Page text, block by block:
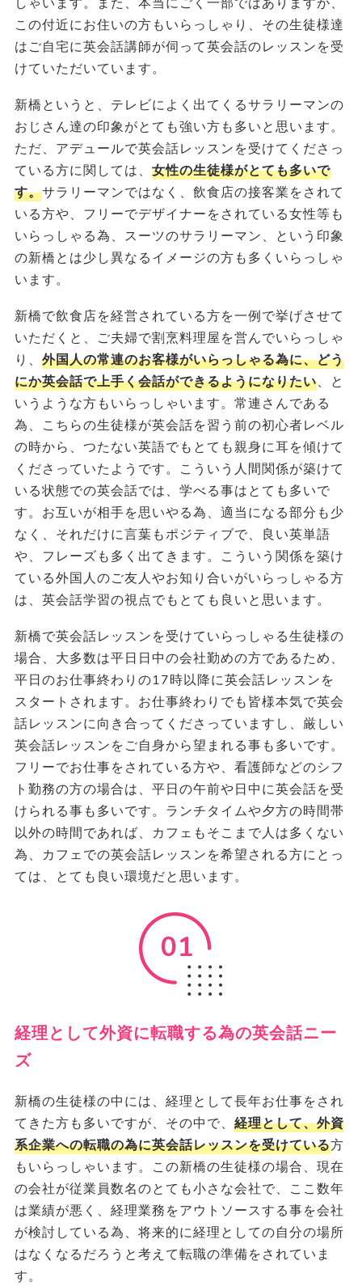
この付近にお住いの方もいらっしゃり、その生徒様達
はご自宅に英会話講師が伺って英会話のレッスンを受
けていただいています。
新橋というと、テレビによく出てくるサラリーマンの
おじさん達の印象がとても強い方も多いと思います。
ただ、アデュールで英会話レッスンを受けてくださっ
ている方に関しては、 女性の生徒様がとても多いで
す。サラリーマンではなく、飲食店の接客業をされて
いる方や、フリーでデザイナーをされている女性等も
いらっしゃる為、スーツのサラリーマン、という印象
の新橋とは少し異なるイメージの方も多くいらっしゃ
います。
新橋で飲食店を経営されている方を一例で挙げさせて
いただくと、ご夫婦で割烹料理屋を営んでいらっしゃ
り、 外国人の常連のお客様がいらっしゃる為に、どう
にか英会話で上手く会話ができるようになりたい、と
いうような方もいらっしゃいます。常連さんである
為、こちらの生徒様が英会話を習う前の初心者レベル
の時から、つたない英語でもとても親身に耳を傾けて
くださっていたようです。こういう人間関係が築けて
いる状態での英会話では、学べる事はとても多いで
す。お互いが相手を思いやる為、適当になる部分も少
なく、それだけに言葉もポジティブで、良い英単語
や、フレーズも多く出てきます。こういう関係を築け
ている外国人のご友人やお知り合いがいらっしゃる方
は、英会話学習の視点でもとても良いと思います。
新橋で英会話レッスンを受けていらっしゃる生徒様の
場合、大多数は平日日中の会社勤めの方であるため、
平日のお仕事終わりの17時以降に英会話レッスンを
スタートされます。お仕事終わりでも皆様本気で英会
話レッスンに向き合ってくださっていますし、厳しい
英会話レッスンをご自身から望まれる事も多いです。
フリーでお仕事をされている方や、看護師などのシフ
ト勤務の方の場合は、平日の午前や日中に英会話を受
けられる事も多いです。ランチタイムや夕方の時間帯
以外の時間であれば、カフェもそこまで人は多くない
為、カフェでの英会話レッスンを希望される方にとっ
ては、とても良い環境だと思います。
01
経理として外資に転職する為の英会話ニー
ズ
新橋の生徒様の中には、経理として長年お仕事をされ
てきた方も多いですが、その中で、 経理として、外資
系企業への転職の為に英会話レッスンを受けている方
もいらっしゃいます。この新橋の生徒様の場合、現在
の会社が従業員数名のとても小さな会社で、ここ数年
は業績が悪く、経理業務をアウトソースする事を会社
が検討している為、将来的に経理としての自分の場所
はなくなるだろうと考えて転職の準備をされていま
す。